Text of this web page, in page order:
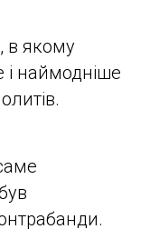
в якому
наймодніше